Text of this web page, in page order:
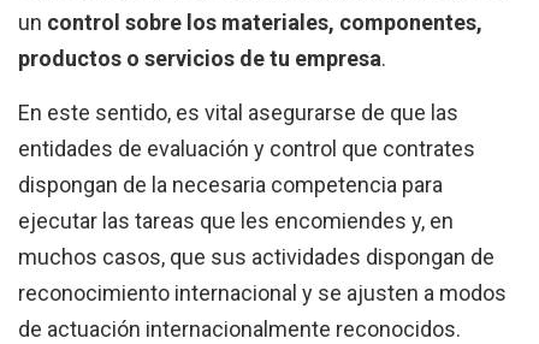
un control sobre los materiales, componentes,
productos o servicios de tu empresa.
En este sentido, es vital asegurarse de que las
entidades de evaluación y control que contrates
dispongan de la necesaria competencia para
ejecutar las tareas que les encomiendes y, en
muchos casos, que sus actividades dispongan de
reconocimiento internacional y se ajusten a modos
de actuación internacionalmente reconocidos.